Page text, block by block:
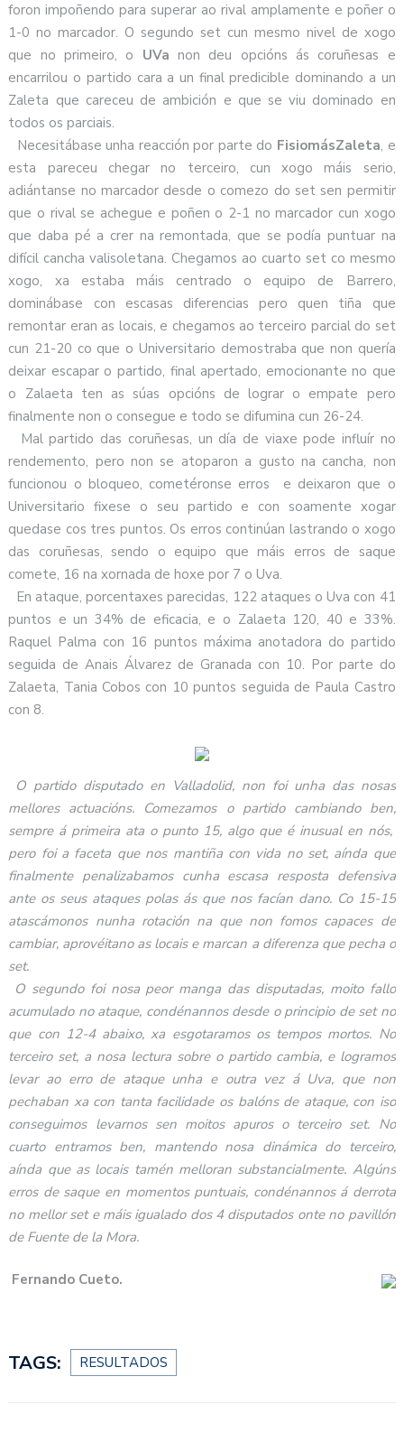
foron impoñendo para superar ao rival amplamente e poñer o
1-0 no marcador. O segundo set cun mesmo nivel de xogo
que no primeiro, o UVa non deu opcións ás coruñesas e
encarrilou o partido cara a un final predicible dominando a un
Zaleta que careceu de ambición e que se viu dominado en
todos os parciais.
Necesitábase unha reacción por parte do FisiomásZaleta, e
esta pareceu chegar no terceiro, cun xogo máis serio,
adiántanse no marcador desde o comezo do set sen permitir
que o rival se achegue e poñen o 2-1 no marcador cun xogo
que daba pé a crer na remontada, que se podía puntuar na
difícil cancha valisoletana. Chegamos ao cuarto set co mesmo
xogo, xa estaba máis centrado o equipo de Barrero,
dominábase con escasas diferencias pero quen tiña que
remontar eran as locais, e chegamos ao terceiro parcial do set
cun 21-20 co que o Universitario demostraba que non quería
deixar escapar o partido, final apertado, emocionante no que
o Zalaeta ten as súas opcións de lograr o empate pero
finalmente non o consegue e todo se difumina cun 26-24.
Mal partido das coruñesas, un día de viaxe pode influír no
rendemento, pero non se atoparon a gusto na cancha, non
funcionou o bloqueo, cometéronse erros e deixaron que o
Universitario fixese o seu partido e con soamente xogar
quedase cos tres puntos. Os erros continúan lastrando o xogo
das coruñesas, sendo o equipo que máis erros de saque
comete, 16 na xornada de hoxe por 7 o Uva.
En ataque, porcentaxes parecidas, 122 ataques o Uva con 41
puntos e un 34% de eficacia, e o Zalaeta 120, 40 e 33%.
Raquel Palma con 16 puntos máxima anotadora do partido
seguida de Anais Álvarez de Granada con 10. Por parte do
Zalaeta, Tania Cobos con 10 puntos seguida de Paula Castro
con 8.
O partido disputado en Valladolid, non foi unha das nosas
mellores actuacións. Comezamos o partido cambiando ben,
sempre á primeira ata o punto 15, algo que é inusual en nós,
pero foi a faceta que nos mantiña con vida no set, aínda que
finalmente penalizabamos cunha escasa resposta defensiva
ante os seus ataques polas ás que nos facían dano. Co 15-15
atascámonos nunha rotación na que non fomos capaces de
cambiar, aprovéitano as locais e marcan a diferenza que pecha o
set.
O segundo foi nosa peor manga das disputadas, moito fallo
acumulado no ataque, condénannos desde o principio de set no
que con 12-4 abaixo, xa esgotaramos os tempos mortos. No
terceiro set, a nosa lectura sobre o partido cambia, e logramos
levar ao erro de ataque unha e outra vez á Uva, que non
pechaban xa con tanta facilidade os balóns de ataque, con iso
conseguimos levarnos sen moitos apuros o terceiro set. No
cuarto entramos ben, mantendo nosa dinámica do terceiro,
aínda que as locais tamén melloran substancialmente. Algúns
erros de saque en momentos puntuais, condénannos á derrota
no mellor set e máis igualado dos 4 disputados onte no pavillón
de Fuente de la Mora.
Fernando Cueto.
TAGS: RESULTADOS